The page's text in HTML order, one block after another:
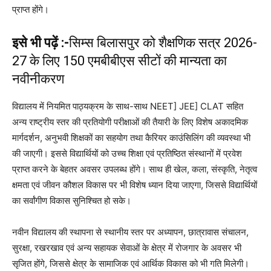
प्राप्त होंगे।
इसे भी पढ़ें :-सिम्स बिलासपुर को शैक्षणिक सत्र 2026-
27 के लिए 150 एमबीबीएस सीटों की मान्यता का
नवीनीकरण
विद्यालय में नियमित पाठ्यक्रम के साथ-साथ NEET] JEE] CLAT सहित
अन्य राष्ट्रीय स्तर की प्रतियोगी परीक्षाओं की तैयारी के लिए विशेष अकादमिक
मार्गदर्शन, अनुभवी शिक्षकों का सहयोग तथा कैरियर काउंसिलिंग की व्यवस्था भी
की जाएगी। इससे विद्यार्थियों को उच्च शिक्षा एवं प्रतिष्ठित संस्थानों में प्रवेश
प्राप्त करने के बेहतर अवसर उपलब्ध होंगे। साथ ही खेल, कला, संस्कृति, नेतृत्व
क्षमता एवं जीवन कौशल विकास पर भी विशेष ध्यान दिया जाएगा, जिससे विद्यार्थियों
का सर्वांगीण विकास सुनिश्चित हो सके।
नवीन विद्यालय की स्थापना से स्थानीय स्तर पर अध्यापन, छात्रावास संचालन,
सुरक्षा, रखरखाव एवं अन्य सहायक सेवाओं के क्षेत्र में रोजगार के अवसर भी
सृजित होंगे, जिससे क्षेत्र के सामाजिक एवं आर्थिक विकास को भी गति मिलेगी।